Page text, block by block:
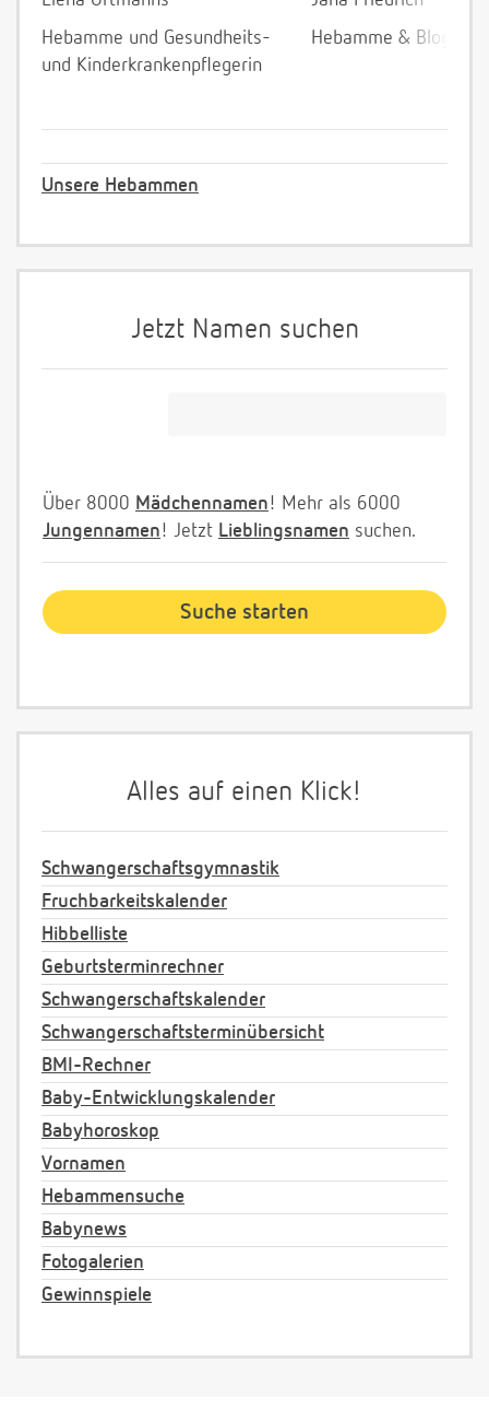
Hebamme und Gesundheits-
und Kinderkrankenpflegerin
Hebamme &
Unsere Hebammen
Jetzt Namen suchen
Über 8000 Mädchennamen! Mehr als 6000
Jungennamen! Jetzt Lieblingsnamen suchen.
Alles auf einen Klick!
Schwangerschaftsgymnastik
Fruchbarkeitskalender
Hibbelliste
Geburtsterminrechner
Schwangerschaftskalender
Schwangerschaftsterminübersicht
BMI-Rechner
Baby-Entwicklungskalender
Babyhoroskop
Vornamen
Hebammensuche
Babynews
Fotogalerien
Gewinnspiele